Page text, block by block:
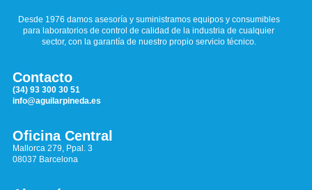
Desde 1976 damos asesoría y suministramos equipos y consumibles
para laboratorios de control de calidad de la industria de cualquier
sector, con la garantía de nuestro propio servicio técnico.
Contacto
(34) 93 300 30 51
info@aguilarpineda.es
Oficina Central
Mallorca 279, Ppal. 3
08037 Barcelona